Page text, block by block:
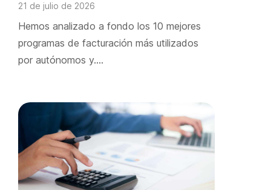
21 de julio de 2026
Hemos analizado a fondo los 10 mejores
programas de facturación más utilizados
por autónomos y….